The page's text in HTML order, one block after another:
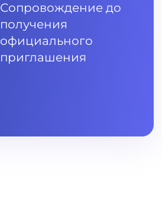
Сопровождение до
получения
официального
приглашения